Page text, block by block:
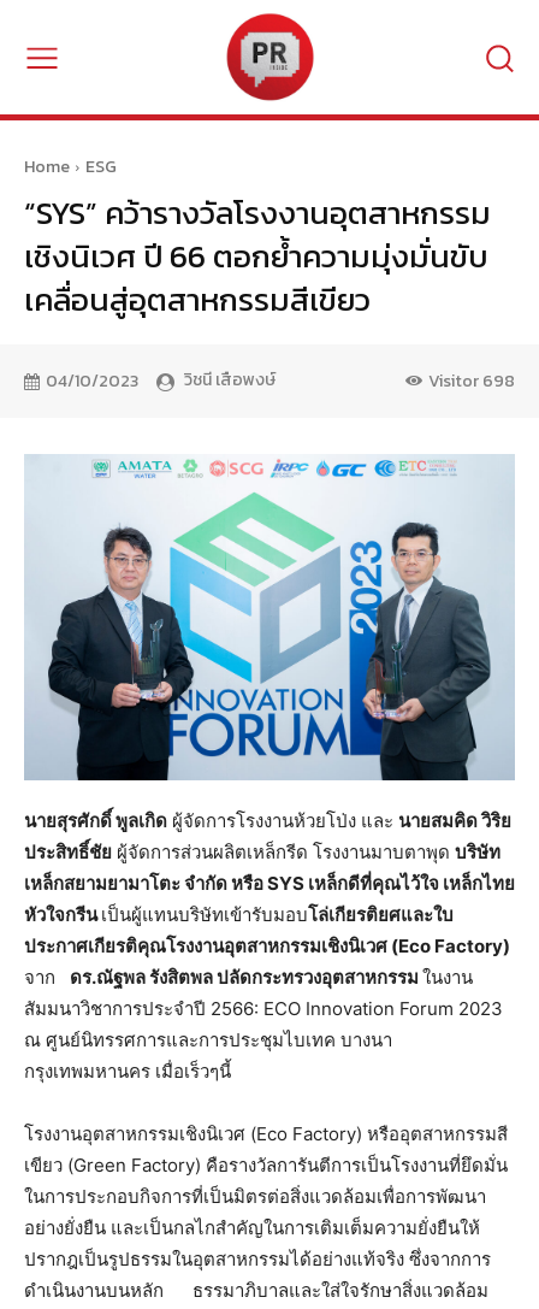
Home ESG
“SYS” คว้ารางวัลโรงงานอุตสาหกรรม
เชิงนิเวศ ปี 66 ตอกย้ำความมุ่งมั่นขับ
เคลื่อนสู่อุตสาหกรรมสีเขียว
04/10/2023 วิชนี เสือพงษ์ Visitor698
นายสุรศักดิ์ พูลเกิด ผู้จัดการโรงงานห้วยโป่ง และ นายสมคิด วิริย
ประสิทธิ์ชัย ผู้จัดการส่วนผลิตเหล็กรีด โรงงานมาบตาพุด บริษัท
เหล็กสยามยามาโตะ จำกัด หรือSYS เหล็กดีที่คุณไว้ใจ เหล็กไทย
หัวใจกรีนเป็นผู้แทนบริษัทเข้ารับมอบโล่เกียรติยศและใบ
ประกาศเกียรติคุณโรงงานอุตสาหกรรมเชิงนิเวศ (Eco Factory)
จาก ดร.ณัฐพล รังสิตพล ปลัดกระทรวงอุตสาหกรรม ในงาน
สัมมนาวิชาการประจำปี 2566: ECO Innovation Forum 2023
ณ ศูนย์นิทรรศการและการประชุมไบเทค บางนา
กรุงเทพมหานคร เมื่อเร็วๆนี้
โรงงานอุตสาหกรรมเชิงนิเวศ (Eco Factory) หรืออุตสาหกรรมสี
เขียว (Green Factory) คือรางวัลการันตีการเป็นโรงงานที่ยึดมั่น
ในการประกอบกิจการที่เป็นมิตรต่อสิ่งแวดล้อมเพื่อการพัฒนา
อย่างยั่งยืน และเป็นกลไกสำคัญในการเติมเต็มความยั่งยืนให้
ปรากฎเป็นรูปธรรมในอุตสาหกรรมได้อย่างแท้จริง ซึ่งจากการ
ดำเนินงานบนหลัก ธรรมาภิบาลและใส่ใจรักษาสิ่งแวดล้อม